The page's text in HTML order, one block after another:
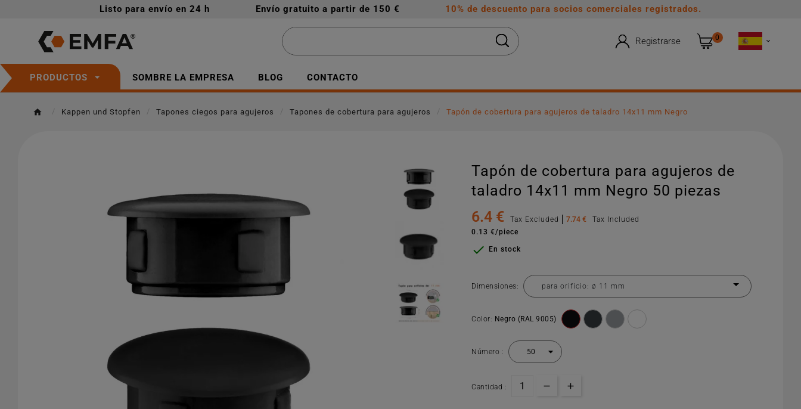
Listo para envío en 24 h Envío gratuito a partir de 150 € 10% de descuento para socios comerciales registrados.
Registrarse 0 
PRODUCTOS SOMBRE LA EMPRESA BLOG CONTACTO
Kappen und Stopfen Tapones ciegos para agujeros Tapones de cobertura para agujeros Tapón de cobertura para agujeros de taladro 14x11 mm Negro
Tapón de cobertura para agujeros de
taladro 14x11 mm Negro 50 piezas
6.4 €
Tax Excluded 7.74 €
Tax Included
0.13 €/piece
 En stock
Dimensiones:
Color: Negro (RAL 9005)
Número :
Cantidad :